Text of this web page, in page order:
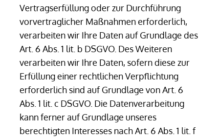
Vertragserfüllung oder zur Durchführung
vorvertraglicher Maßnahmen erforderlich,
verarbeiten wir Ihre Daten auf Grundlage des
Art. 6 Abs. 1 lit. b DSGVO. Des Weiteren
verarbeiten wir Ihre Daten, sofern diese zur
Erfüllung einer rechtlichen Verpflichtung
erforderlich sind auf Grundlage von Art. 6
Abs. 1 lit. c DSGVO. Die Datenverarbeitung
kann ferner auf Grundlage unseres
berechtigten Interesses nach Art. 6 Abs. 1 lit. f